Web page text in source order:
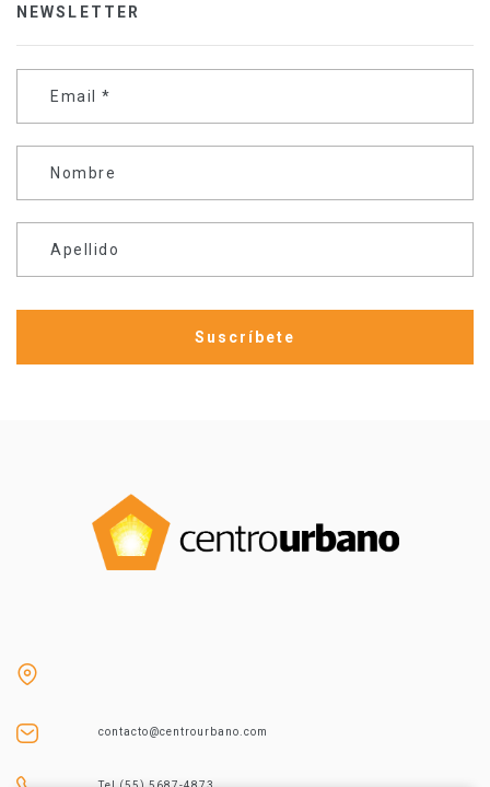
NEWSLETTER
Email *
Nombre
Apellido
contacto@centrourbano.com